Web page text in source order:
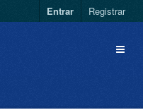
Entrar Registrar